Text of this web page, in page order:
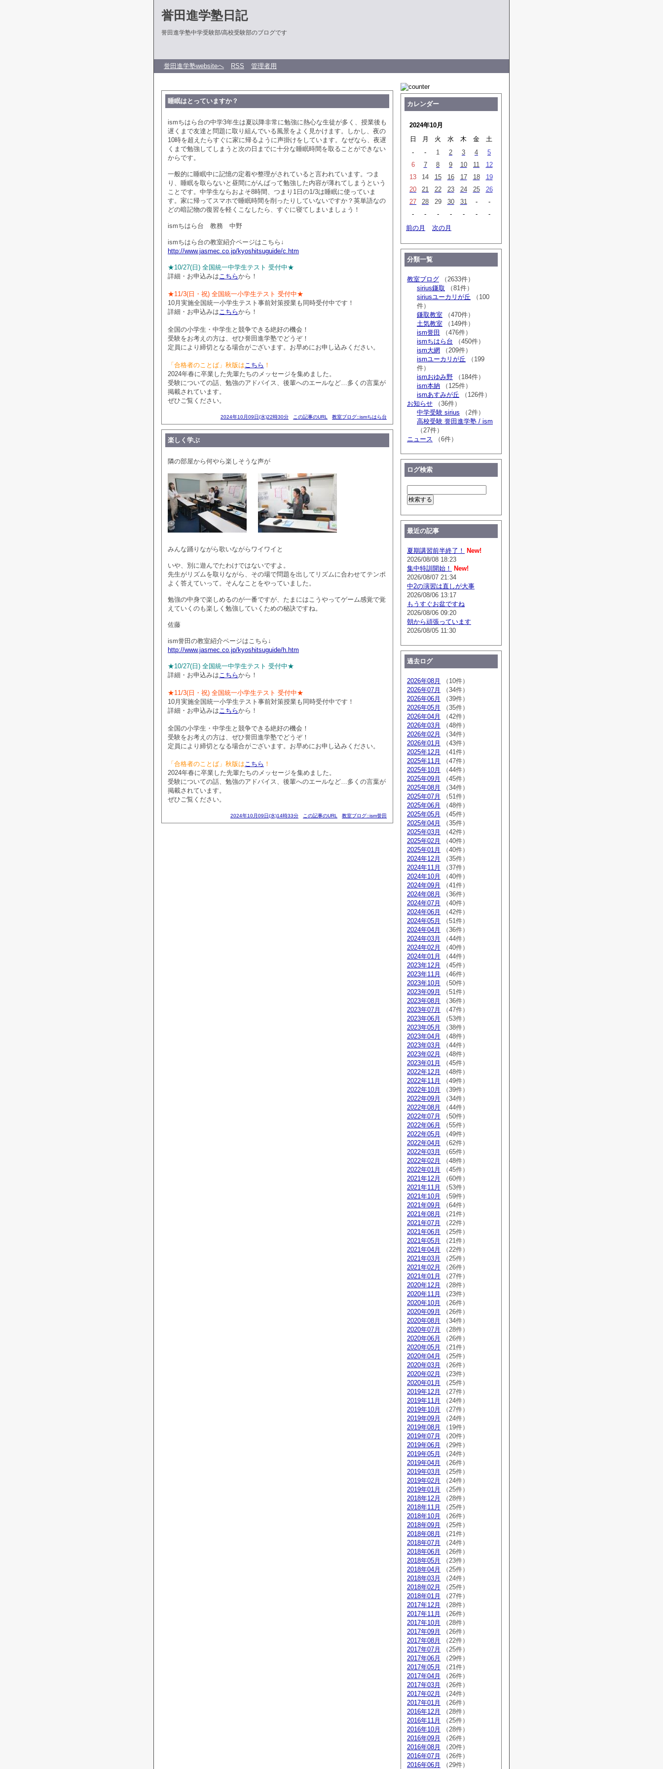
誉田進学塾日記
誉田進学塾中学受験部/高校受験部のブログです
誉田進学塾websiteへ RSS 管理者用
睡眠はとっていますか？
ismちはら台の中学3年生は夏以降非常に勉強に熱心な生徒が多く、授業後も
遅くまで友達と問題に取り組んでいる風景をよく見かけます。しかし、夜の
10時を超えたらすぐに家に帰るように声掛けをしています。なぜなら、夜遅
くまで勉強してしまうと次の日までに十分な睡眠時間を取ることができない
からです。
一般的に睡眠中に記憶の定着や整理がされていると言われています。つま
り、睡眠を取らないと昼間にがんばって勉強した内容が薄れてしまうという
ことです。中学生ならおよそ8時間、つまり1日の1/3は睡眠に使っていま
す。家に帰ってスマホで睡眠時間を削ったりしていないですか？英単語なの
どの暗記物の復習を軽くこなしたら、すぐに寝てしまいましょう！
ismちはら台 教務 中野
ismちはら台の教室紹介ページはこちら↓
http://www.jasmec.co.jp/kyoshitsuguide/c.htm
★10/27(日) 全国統一中学生テスト 受付中★
詳細・お申込みはこちらから！
★11/3(日・祝) 全国統一小学生テスト 受付中★
10月実施全国統一小学生テスト事前対策授業も同時受付中です！
詳細・お申込みはこちらから！
全国の小学生・中学生と競争できる絶好の機会！
受験をお考えの方は、ぜひ誉田進学塾でどうぞ！
定員により締切となる場合がございます。お早めにお申し込みください。
「合格者のことば」秋版はこちら ！
2024年春に卒業した先輩たちのメッセージを集めました。
受験についての話、勉強のアドバイス、後輩へのエールなど…多くの言葉が
掲載されています。
ぜひご覧ください。
2024年10月09日(水)22時30分 この記事のURL 教室ブログ::ismちはら台
楽しく学ぶ
隣の部屋から何やら楽しそうな声が
みんな踊りながら歌いながらワイワイと
いや、別に遊んでたわけではないですよ。
先生がリズムを取りながら、その場で問題を出してリズムに合わせてテンポ
よく答えていって。そんなことをやっていました。
勉強の中身で楽しめるのが一番ですが、たまにはこうやってゲーム感覚で覚
えていくのも楽しく勉強していくための秘訣ですね。
佐藤
ism誉田の教室紹介ページはこちら↓
http://www.jasmec.co.jp/kyoshitsuguide/h.htm
★10/27(日) 全国統一中学生テスト 受付中★
詳細・お申込みはこちらから！
★11/3(日・祝) 全国統一小学生テスト 受付中★
10月実施全国統一小学生テスト事前対策授業も同時受付中です！
詳細・お申込みはこちらから！
全国の小学生・中学生と競争できる絶好の機会！
受験をお考えの方は、ぜひ誉田進学塾でどうぞ！
定員により締切となる場合がございます。お早めにお申し込みください。
「合格者のことば」秋版はこちら ！
2024年春に卒業した先輩たちのメッセージを集めました。
受験についての話、勉強のアドバイス、後輩へのエールなど…多くの言葉が
掲載されています。
ぜひご覧ください。
2024年10月09日(水)14時33分 この記事のURL 教室ブログ::ism誉田
カレンダー
2024年10月
日
月 火 水 木 金
土
-
- 1 2 3 4
5
6
7 8 9 10 11
12
13
14 15 16 17 18
19
20
21 22 23 24 25
26
27
28 29 30 31 -
-
-
- - - - -
-
前の月
次の月
分類一覧
教室ブログ （2633件）
sirius鎌取 （81件）
siriusユーカリが丘 （100
件）
鎌取教室 （470件）
土気教室 （149件）
ism誉田
（476件）
ismちはら台 （450件）
ism大網 （209件）
ismユーカリが丘 （199
件）
ismおゆみ野 （184件）
ism本納 （125件）
ismあすみが丘 （126件）
お知らせ （36件）
中学受験 sirius （2件）
高校受験 誉田進学塾 / ism
（27件）
ニュース （6件）
ログ検索
最近の記事
夏期講習前半終了！
New!
2026/08/08 18:23
集中特訓開始！
New!
2026/08/07 21:34
中2の演習は直しが大事
2026/08/06 13:17
もうすぐお盆ですね
2026/08/06 09:20
朝から頑張っています
2026/08/05 11:30
過去ログ
2026年08月
（10件）
2026年07月
（34件）
2026年06月
（39件）
2026年05月
（35件）
2026年04月
（42件）
2026年03月
（48件）
2026年02月
（34件）
2026年01月
（43件）
2025年12月
（41件）
2025年11月
（47件）
2025年10月
（44件）
2025年09月
（45件）
2025年08月
（34件）
2025年07月
（51件）
2025年06月
（48件）
2025年05月
（45件）
2025年04月
（35件）
2025年03月
（42件）
2025年02月
（40件）
2025年01月
（40件）
2024年12月
（35件）
2024年11月
（37件）
2024年10月
（40件）
2024年09月
（41件）
2024年08月
（36件）
2024年07月
（40件）
2024年06月
（42件）
2024年05月
（51件）
2024年04月
（36件）
2024年03月
（44件）
2024年02月
（40件）
2024年01月
（44件）
2023年12月
（45件）
2023年11月
（46件）
2023年10月
（50件）
2023年09月
（51件）
2023年08月
（36件）
2023年07月
（47件）
2023年06月
（53件）
2023年05月
（38件）
2023年04月
（48件）
2023年03月
（44件）
2023年02月
（48件）
2023年01月
（45件）
2022年12月
（48件）
2022年11月
（49件）
2022年10月
（39件）
2022年09月
（34件）
2022年08月
（44件）
2022年07月
（50件）
2022年06月
（55件）
2022年05月
（49件）
2022年04月
（62件）
2022年03月
（65件）
2022年02月
（48件）
2022年01月
（45件）
2021年12月
（60件）
2021年11月
（53件）
2021年10月
（59件）
2021年09月
（64件）
2021年08月
（21件）
2021年07月
（22件）
2021年06月
（25件）
2021年05月
（21件）
2021年04月
（22件）
2021年03月
（25件）
2021年02月
（26件）
2021年01月
（27件）
2020年12月
（28件）
2020年11月
（23件）
2020年10月
（26件）
2020年09月
（26件）
2020年08月
（34件）
2020年07月
（28件）
2020年06月
（26件）
2020年05月
（21件）
2020年04月
（25件）
2020年03月
（26件）
2020年02月
（23件）
2020年01月
（25件）
2019年12月
（27件）
2019年11月
（24件）
2019年10月
（27件）
2019年09月
（24件）
2019年08月
（19件）
2019年07月
（20件）
2019年06月
（29件）
2019年05月
（24件）
2019年04月
（26件）
2019年03月
（25件）
2019年02月
（24件）
2019年01月
（25件）
2018年12月
（28件）
2018年11月
（25件）
2018年10月
（26件）
2018年09月
（25件）
2018年08月
（21件）
2018年07月
（24件）
2018年06月
（26件）
2018年05月
（23件）
2018年04月
（25件）
2018年03月
（24件）
2018年02月
（25件）
2018年01月
（27件）
2017年12月
（28件）
2017年11月
（26件）
2017年10月
（28件）
2017年09月
（26件）
2017年08月
（22件）
2017年07月
（25件）
2017年06月
（29件）
2017年05月
（21件）
2017年04月
（26件）
2017年03月
（26件）
2017年02月
（24件）
2017年01月
（26件）
2016年12月
（28件）
2016年11月
（25件）
2016年10月
（28件）
2016年09月
（26件）
2016年08月
（20件）
2016年07月
（26件）
2016年06月
（29件）